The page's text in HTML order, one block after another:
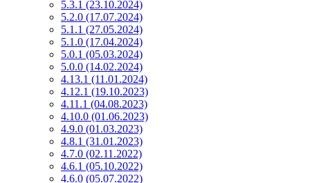
5.3.1 (23.10.2024)
5.2.0 (17.07.2024)
5.1.1 (27.05.2024)
5.1.0 (17.04.2024)
5.0.1 (05.03.2024)
5.0.0 (14.02.2024)
4.13.1 (11.01.2024)
4.12.1 (19.10.2023)
4.11.1 (04.08.2023)
4.10.0 (01.06.2023)
4.9.0 (01.03.2023)
4.8.1 (31.01.2023)
4.7.0 (02.11.2022)
4.6.1 (05.10.2022)
4.6.0 (05.07.2022)